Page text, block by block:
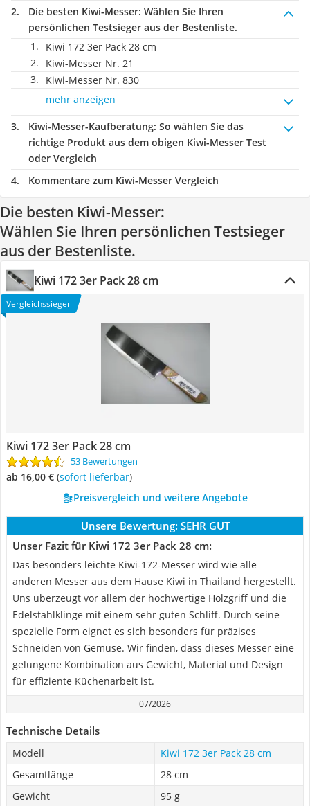
Die besten Kiwi-Messer: Wählen Sie Ihren
persönlichen Testsieger aus der Bestenliste.
Kiwi 172 3er Pack 28 cm
Kiwi-Messer Nr. 21
Kiwi-Messer Nr. 830
mehr anzeigen
Kiwi-Messer-Kaufberatung: So wählen Sie das
richtige Produkt aus dem obigen Kiwi-Messer Test
oder Vergleich
Kommentare zum Kiwi-Messer Vergleich
Die besten Kiwi-Messer:
Wählen Sie Ihren persönlichen Testsieger
aus der Bestenliste.
Kiwi 172 3er Pack 28 cm
Vergleichssieger
Kiwi 172 3er Pack 28 cm
53 Bewertungen
ab 16,00 € ( Sofort lieferbar)
Preisvergleich und weitere Angebote
Unsere Bewertung: SEHR GUT
Unser Fazit für Kiwi 172 3er Pack 28 cm:
Das besonders leichte Kiwi-172-Messer wird wie alle
anderen Messer aus dem Hause Kiwi in Thailand hergestellt.
Uns überzeugt vor allem der hochwertige Holzgriff und die
Edelstahlklinge mit einem sehr guten Schliff. Durch seine
spezielle Form eignet es sich besonders für präzises
Schneiden von Gemüse. Wir finden, dass dieses Messer eine
gelungene Kombination aus Gewicht, Material und Design
für effiziente Küchenarbeit ist.
07/2026
Technische Details
Modell
Kiwi 172 3er Pack 28 cm
Gesamtlänge
28 cm
Gewicht
95 g